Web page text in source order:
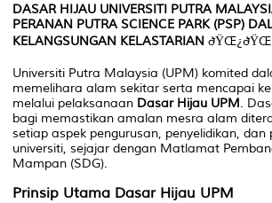
DASAR HIJAU UNIVERSITI PUTRA
PERANAN PUTRA SCIENCE PARK (PSP)
KELANGSUNGAN KELASTARIAN ðŸŒ¿ðŸŒ
Universiti Putra Malaysia (UPM) komited
memelihara alam sekitar serta mencapai
melalui pelaksanaan Dasar Hijau UPM.
bagi memastikan amalan mesra alam
setiap aspek pengurusan, penyelidikan, dan
universiti, sejajar dengan Matlamat
Mampan (SDG).
Prinsip Utama Dasar Hijau UPM